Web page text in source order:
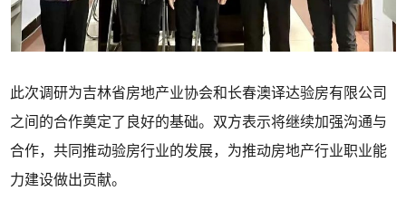
此次调研为吉林省房地产业协会和长春澳译达验房有限公司
之间的合作奠定了良好的基础。双方表示将继续加强沟通与
合作，共同推动验房行业的发展，为推动房地产行业职业能
力建设做出贡献。